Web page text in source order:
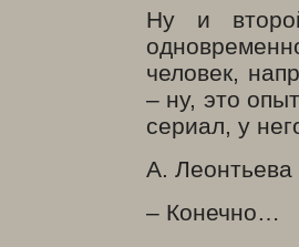
Ну и
человек,
– ну, это
сериал, у
А. Леонтьева
– Конечно…